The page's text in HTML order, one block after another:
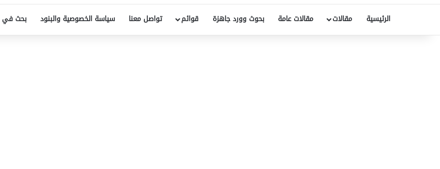
الرئيسية مقالات مقالات عامة بحوث وورد جاهزة قوائم تواصل معنا سياسة الخصوصية والبنود بحث في